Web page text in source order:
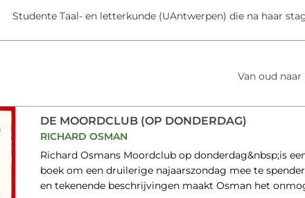
Studente Taal- en letterkunde (UAntwerpen) die na haar
Van oud naar
DE MOORDCLUB (OP DONDERDAG)
RICHARD OSMAN
Richard Osmans Moordclub op donderdag&nbsp;is
boek om een druilerige najaarszondag mee te
en tekenende beschrijvingen maakt Osman het